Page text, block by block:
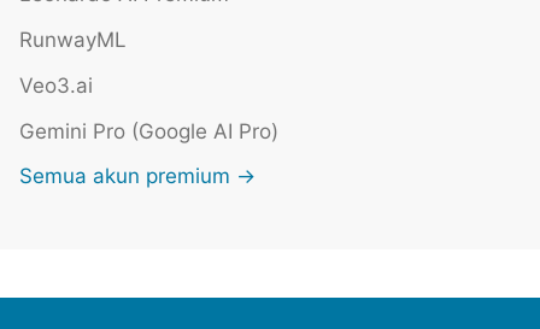
RunwayML
Veo3.ai
Gemini Pro (Google AI Pro)
Semua akun premium →